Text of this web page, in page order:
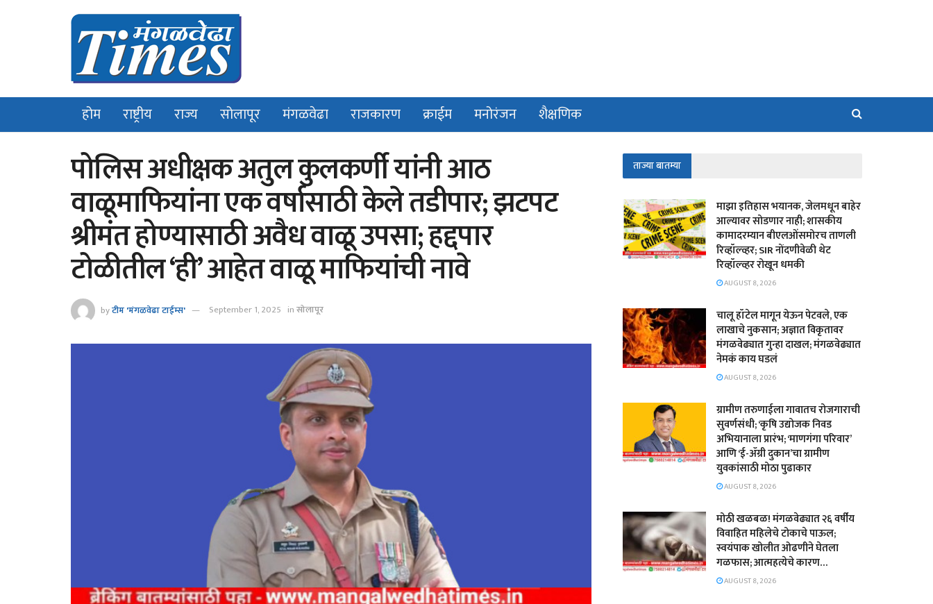
होम राष्ट्रीय राज्य सोलापूर मंगळवेढा राजकारण क्राईम मनोरंजन शैक्षणिक
पोलिस अधीक्षक अतुल कुलकर्णी यांनी आठ
वाळूमाफियांना एक वर्षासाठी केले तडीपार; झटपट
श्रीमंत होण्यासाठी अवैध वाळू उपसा; हद्दपार
टोळीतील ‘ही’ आहेत वाळू माफियांची नावे
byटीम 'मंगळवेढा टाईम्स' September 1, 2025 inसोलापूर
ताज्या बातम्या
माझा इतिहास भयानक, जेलमधून बाहेर
आल्यावर सोडणार नाही; शासकीय
कामादरम्यान बीएलओंसमोरच ताणली
रिव्हॉल्व्हर; SIR नोंदणीवेळी थेट
रिव्हॉल्व्हर रोखून धमकी
AUGUST 8, 2026
चालू हॉटेल मागून येऊन पेटवले, एक
लाखाचे नुकसान; अज्ञात विकृतावर
मंगळवेढ्यात गुन्हा दाखल; मंगळवेढ्यात
नेमकं काय घडलं
AUGUST 8, 2026
​ग्रामीण तरुणाईला गावातच रोजगाराची
सुवर्णसंधी; ‘कृषि उद्योजक निवड
अभियानाला प्रारंभ; ‘माणगंगा परिवार’
आणि ‘ई-ॲग्री दुकान’चा ग्रामीण
युवकांसाठी मोठा पुढाकार
AUGUST 8, 2026
मोठी खळबळ! मंगळवेढ्यात २६ वर्षीय
विवाहित महिलेचे टोकाचे पाऊल;
स्वयंपाक खोलीत ओढणीने घेतला
गळफास; आत्महत्येचे कारण…
AUGUST 8, 2026